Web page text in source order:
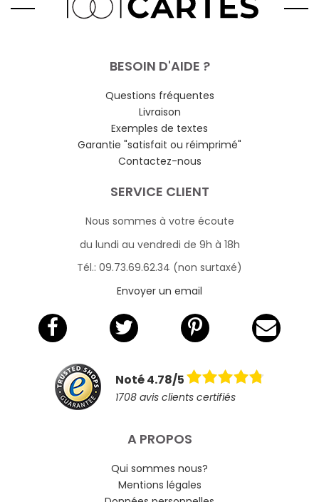
BESOIN D'AIDE ?
Questions fréquentes
Livraison
Exemples de textes
Garantie "satisfait ou réimprimé"
Contactez-nous
SERVICE CLIENT
Nous sommes à votre écoute
du lundi au vendredi de 9h à 18h
Tél.: 09.73.69.62.34 (non surtaxé)
Envoyer un email
Noté 4.78/5
1708 avis clients certifiés
A PROPOS
Qui sommes nous?
Mentions légales